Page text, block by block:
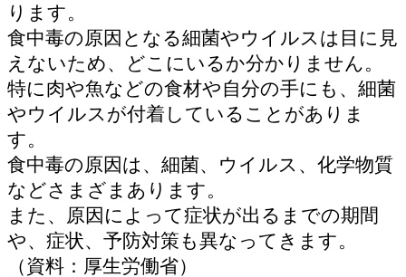
ります。
食中毒の原因となる細菌やウイルスは目に見
えないため、どこにいるか分かりません。
特に肉や魚などの食材や自分の手にも、細菌
やウイルスが付着していることがありま
す。
食中毒の原因は、細菌、ウイルス、化学物質
などさまざまあります。
また、原因によって症状が出るまでの期間
や、症状、予防対策も異なってきます。
（資料：厚生労働省）